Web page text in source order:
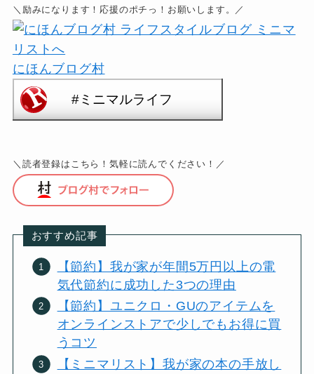
＼励みになります！応援のポチっ！お願いします。／
にほんブログ村
＼読者登録はこちら！気軽に読んでください！／
おすすめ記事
【節約】我が家が年間5万円以上の電
気代節約に成功した3つの理由
【節約】ユニクロ・GUのアイテムを
オンラインストアで少しでもお得に買
うコツ
【ミニマリスト】我が家の本の手放し